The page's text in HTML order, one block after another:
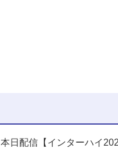
本日配信【インターハイ